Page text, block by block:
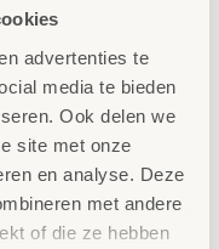
advertenties te
media te bieden
Ook delen we
site met onze
en analyse. Deze
met andere
of die ze hebben
in
dat een
deze
kinderen én